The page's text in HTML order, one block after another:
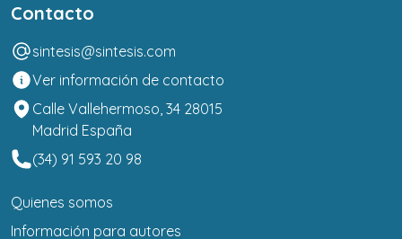
Contacto
sintesis@sintesis.com
Ver información de contacto
Calle Vallehermoso, 34 28015
Madrid España
(34) 91 593 20 98
Quienes somos
Información para autores